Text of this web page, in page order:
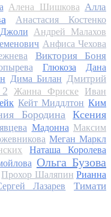
Алена Шишкова Алла
Анастасия Костенко
Андрей Малахов
Анфиса Чехова
Виктория Боня
Глюкоза
Дана
Дима Билан Дмитрий
Жанна Фриске
Иван
Кейт Миддлтон Ким
Бородина
Ксения
Мадонна Максим
Меган Маркл
Наташа Королева
Ольга Бузова
Прохор Шаляпин Рианна
Лазарев
Тимати